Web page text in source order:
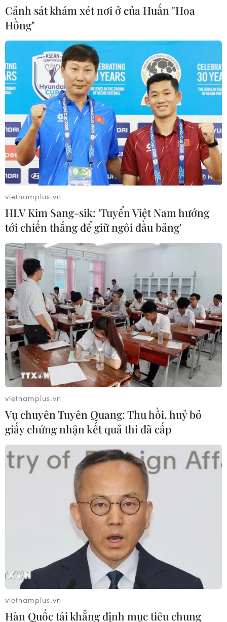
Xử phạt hơn 160 cơ sở chăn nuôi ở Đồng
Nai vi phạm môi trường
19/10/2023 09:30
Lực lượng chức năng tỉnh Đồng Nai đã có quyết định xử
phạt hơn 160 cơ sở với tổng số tiền trên 6 tỷ đồng; đình
chỉ, yêu cầu tạm ngừng hoạt động hơn 950 cơ sở.
Tây Ninh: Kiểm tra cơ sở chăn nuôi gây ô
nhiễm sau phản ánh của TTXVN
09/08/2023 14:40
Trại chăn nuôi lợn quy mô lớn của ông Lê Trường Đức
xả thải trực tiếp ra rạch Bàu Nâu gây ô nhiễm môi
trường nghiêm trọng trong nhiều năm, người dân bức
xúc, phản ánh đến chủ cơ sở nhiều lần.
Cảnh sát khám xét nơi ở của Huấn "Hoa
Hồng"
vietnamplus.vn
HLV Kim Sang-sik: 'Tuyển Việt Nam hướng
tới chiến thắng để giữ ngôi đầu bảng'
vietnamplus.vn
Vụ chuyên Tuyên Quang: Thu hồi, huỷ bỏ
giấy chứng nhận kết quả thi đã cấp
vietnamplus.vn
Hàn Quốc tái khẳng định mục tiêu chung